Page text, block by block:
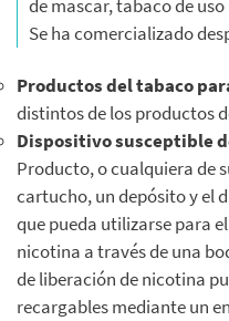
de mascar, tabaco de
Se ha comercializado
Productos del tabaco
distintos de los productos
Dispositivo susceptible
Producto, o cualquiera de
cartucho, un depósito y el
que pueda utilizarse para
nicotina a través de una
de liberación de nicotina
recargables mediante un